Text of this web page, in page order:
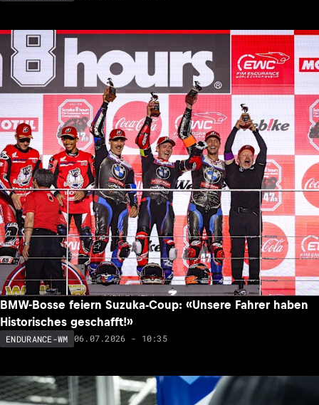
BMW-Bosse feiern Suzuka-Coup: «Unsere Fahrer haben
Historisches geschafft!»
ENDURANCE-WM 06.07.2026 - 10:35